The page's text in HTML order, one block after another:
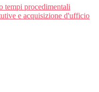
tempi procedimentali
e acquisizione d'ufficio